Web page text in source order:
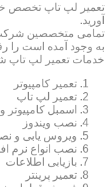
تعمیر لپ تاپ تخصص
آورید.
تمامی متخصصین شرکت
به وجود آمده است را
خدمات تعمیر لپ تاپ
تعمیر کامپیوتر
تعمیر لپ تاپ
اسمبل
نصب ویندوز
ویروس یابی و
نصب انواع نرم
بازیابی اطلاعات
تعمیر پرینتر